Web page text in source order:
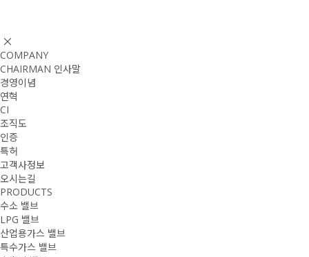
COMPANY
CHAIRMAN 인사말
경영이념
연혁
CI
조직도
인증
특허
고객사정보
오시는길
PRODUCTS
수소 밸브
LPG 밸브
산업용가스 밸브
특수가스 밸브